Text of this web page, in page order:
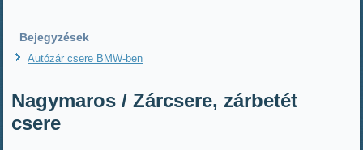
Bejegyzések
Autózár csere BMW-ben
Nagymaros / Zárcsere, zárbetét
csere